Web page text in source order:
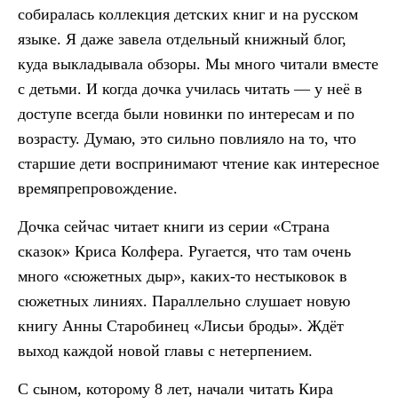
собиралась коллекция детских книг и на русском
языке. Я даже завела отдельный книжный блог,
куда выкладывала обзоры. Мы много читали вместе
с детьми. И когда дочка училась читать — у неё в
доступе всегда были новинки по интересам и по
возрасту. Думаю, это сильно повлияло на то, что
старшие дети воспринимают чтение как интересное
времяпрепровождение.
Дочка сейчас читает книги из серии «Страна
сказок» Криса Колфера. Ругается, что там очень
много «сюжетных дыр», каких-то нестыковок в
сюжетных линиях. Параллельно слушает новую
книгу Анны Старобинец «Лисьи броды». Ждёт
выход каждой новой главы с нетерпением.
С сыном, которому 8 лет, начали читать Кира